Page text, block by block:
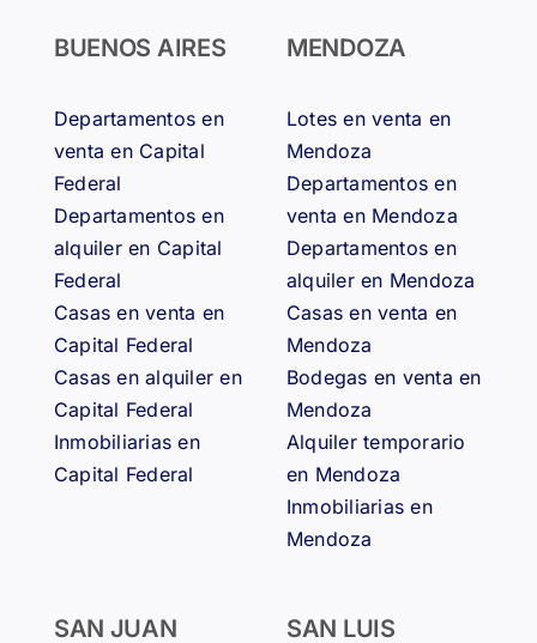
BUENOS AIRES
Departamentos en
venta en Capital
Federal
Departamentos en
alquiler en Capital
Federal
Casas en venta en
Capital Federal
Casas en alquiler en
Capital Federal
Inmobiliarias en
Capital Federal
MENDOZA
Lotes en venta en
Mendoza
Departamentos en
venta en Mendoza
Departamentos en
alquiler en Mendoza
Casas en venta en
Mendoza
Bodegas en venta en
Mendoza
Alquiler temporario
en Mendoza
Inmobiliarias en
Mendoza
SAN JUAN SAN LUIS